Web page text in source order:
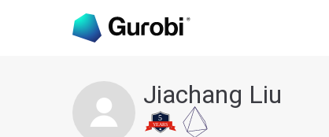
Jiachang Liu